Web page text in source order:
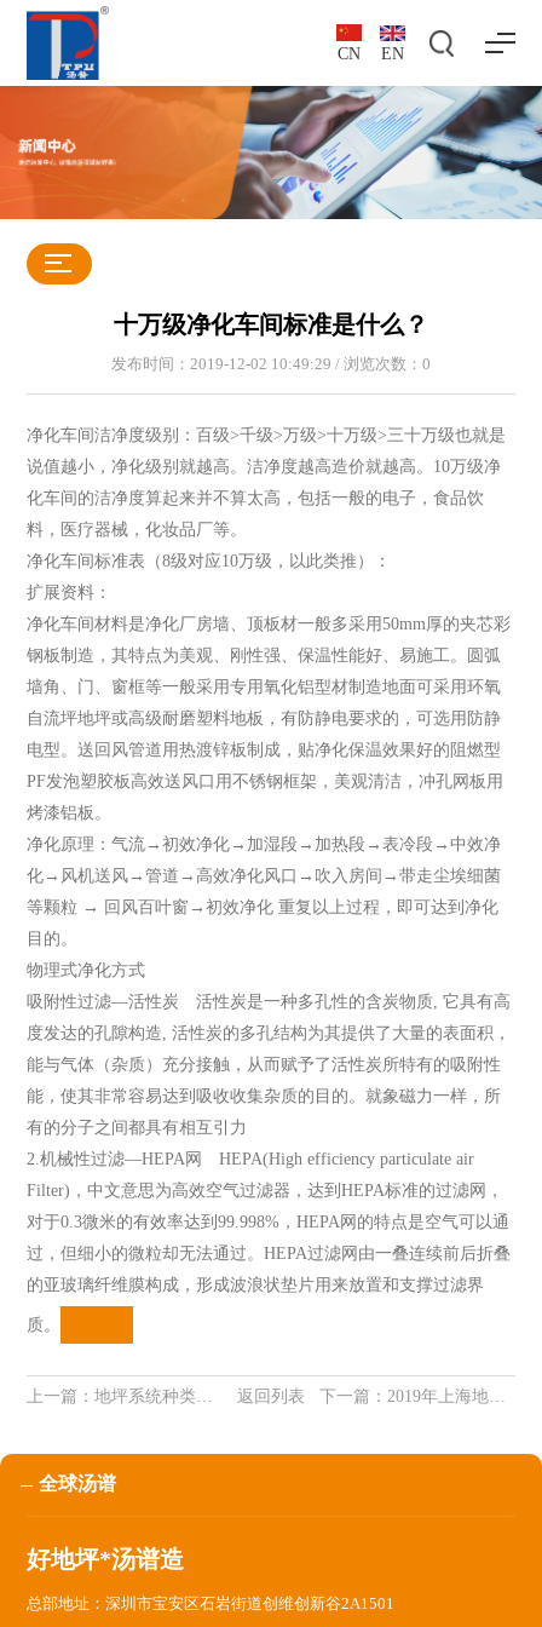
CN EN
十万级净化车间标准是什么？
发布时间：2019-12-02 10:49:29 / 浏览次数： 0
净化车间洁净度级别：百级>千级>万级>十万级>三十万级也就是
说值越小，净化级别就越高。洁净度越高造价就越高。10万级净
化车间的洁净度算起来并不算太高，包括一般的电子，食品饮
料，医疗器械，化妆品厂等。
净化车间标准表（8级对应10万级，以此类推）：
扩展资料：
净化车间材料是净化厂房墙、顶板材一般多采用50mm厚的夹芯彩
钢板制造，其特点为美观、刚性强、保温性能好、易施工。圆弧
墙角、门、窗框等一般采用专用氧化铝型材制造地面可采用环氧
自流坪地坪或高级耐磨塑料地板，有防静电要求的，可选用防静
电型。送回风管道用热渡锌板制成，贴净化保温效果好的阻燃型
PF发泡塑胶板高效送风口用不锈钢框架，美观清洁，冲孔网板用
烤漆铝板。
净化原理：气流→初效净化→加湿段→加热段→表冷段→中效净
化→风机送风→管道→高效净化风口→吹入房间→带走尘埃细菌
等颗粒 → 回风百叶窗→初效净化 重复以上过程，即可达到净化
目的。
物理式净化方式
吸附性过滤—活性炭 活性炭是一种多孔性的含炭物质, 它具有高
度发达的孔隙构造, 活性炭的多孔结构为其提供了大量的表面积，
能与气体（杂质）充分接触，从而赋予了活性炭所特有的吸附性
能，使其非常容易达到吸收收集杂质的目的。就象磁力一样，所
有的分子之间都具有相互引力
2.机械性过滤—HEPA网 HEPA(High efficiency particulate air
Filter)，中文意思为高效空气过滤器，达到HEPA标准的过滤网，
对于0.3微米的有效率达到99.998%，HEPA网的特点是空气可以通
过，但细小的微粒却无法通过。HEPA过滤网由一叠连续前后折叠
的亚玻璃纤维膜构成，形成波浪状垫片用来放置和支撑过滤界
质。
上一篇：地坪系统种类分析对比 返回列表 下一篇：2019年上海地坪展览会
全球汤谱
好地坪*汤谱造
总部地址：深圳市宝安区石岩街道创维创新谷2A1501